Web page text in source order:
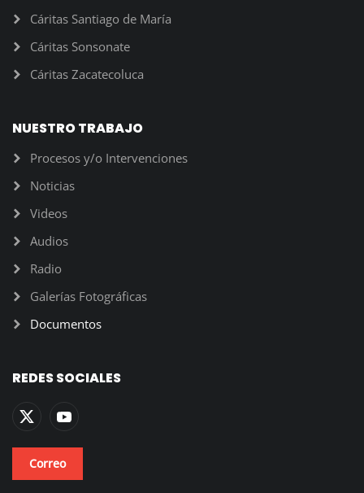
Cáritas Santiago de María
Cáritas Sonsonate
Cáritas Zacatecoluca
NUESTRO TRABAJO
Procesos y/o Intervenciones
Noticias
Videos
Audios
Radio
Galerías Fotográficas
Documentos
REDES SOCIALES
Correo